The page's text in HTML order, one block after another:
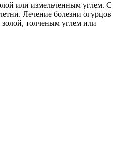
или измельченным углем. С
Лечение болезни огурцов
толченым углем или